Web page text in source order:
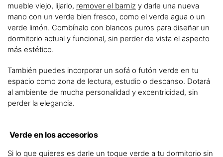
mueble viejo, lijarlo, remover el barniz y darle una nueva
mano con un verde bien fresco, como el verde agua o un
verde limón. Combínalo con blancos puros para diseñar un
dormitorio actual y funcional, sin perder de vista el aspecto
más estético.
También puedes incorporar un sofá o futón verde en tu
espacio como zona de lectura, estudio o descanso. Dotará
al ambiente de mucha personalidad y excentricidad, sin
perder la elegancia.
Verde en los accesorios
Si lo que quieres es darle un toque verde a tu dormitorio sin